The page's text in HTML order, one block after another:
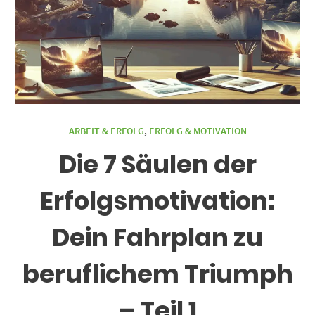
ARBEIT & ERFOLG, ERFOLG & MOTIVATION
Die 7 Säulen der
Erfolgsmotivation:
Dein Fahrplan zu
beruflichem Triumph